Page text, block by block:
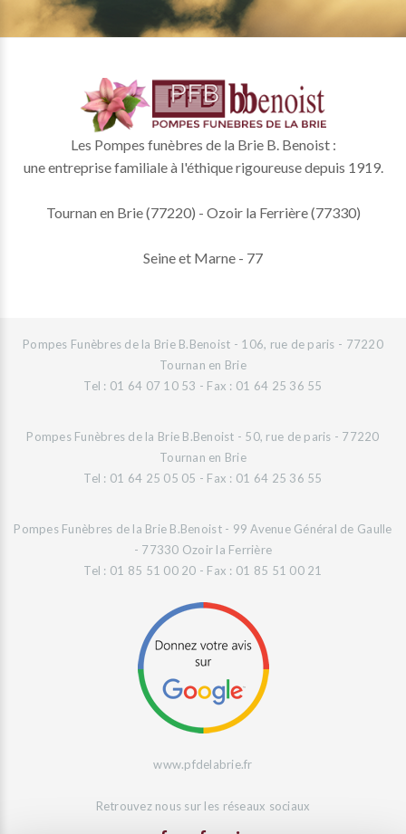
Les Pompes funèbres de la Brie B. Benoist :
une entreprise familiale à l'éthique rigoureuse depuis 1919.
Tournan en Brie (77220) - Ozoir la Ferrière (77330)
Seine et Marne - 77
Pompes Funèbres de la Brie B.Benoist - 106, rue de paris - 77220
Tournan en Brie
Tel : 01 64 07 10 53 - Fax : 01 64 25 36 55
Pompes Funèbres de la Brie B.Benoist - 50, rue de paris - 77220
Tournan en Brie
Tel : 01 64 25 05 05 - Fax : 01 64 25 36 55
Pompes Funèbres de la Brie B.Benoist - 99 Avenue Général de Gaulle
- 77330 Ozoir la Ferrière
Tel : 01 85 51 00 20 - Fax : 01 85 51 00 21
www.pfdelabrie.fr
Retrouvez nous sur les réseaux sociaux